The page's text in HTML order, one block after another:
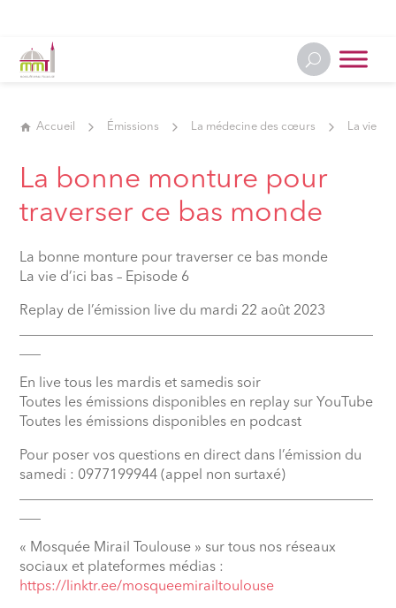
Accueil Émissions La médecine des cœurs La vie
La bonne monture pour
traverser ce bas monde
La bonne monture pour traverser ce bas monde
La vie d’ici bas – Episode 6
Replay de l’émission live du mardi 22 août 2023
En live tous les mardis et samedis soir
Toutes les émissions disponibles en replay sur YouTube
Toutes les émissions disponibles en podcast
Pour poser vos questions en direct dans l’émission du
samedi : 0977199944 (appel non surtaxé)
« Mosquée Mirail Toulouse » sur tous nos réseaux
sociaux et plateformes médias :
⁠https://linktr.ee/mosqueemirailtoulouse